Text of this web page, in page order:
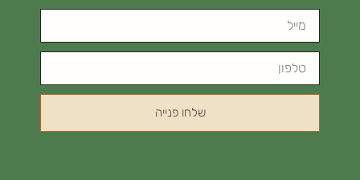
שלחו פנייה